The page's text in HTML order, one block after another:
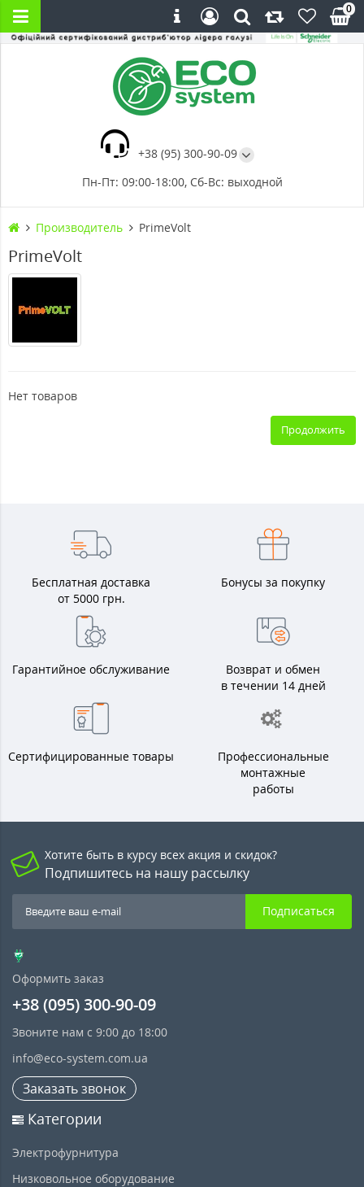
+38 (95) 300-90-09
Пн-Пт: 09:00-18:00, Сб-Вс: выходной
0
Производитель PrimeVolt
PrimeVolt
Нет товаров
Продолжить
Бесплатная доставка
от 5000 грн.
Бонусы за покупку
Гарантийное обслуживание
Возврат и обмен
в течении 14 дней
Сертифицированные товары
Профессиональные
монтажные
работы
Хотите быть в курсу всех акция и скидок?
Подпишитесь на нашу рассылку
Подписаться
Оформить заказ
+38 (095) 300-90-09
Звоните нам с 9:00 до 18:00
info@eco-system.com.ua
Заказать звонок
Категории
Электрофурнитура
Низковольное оборудование